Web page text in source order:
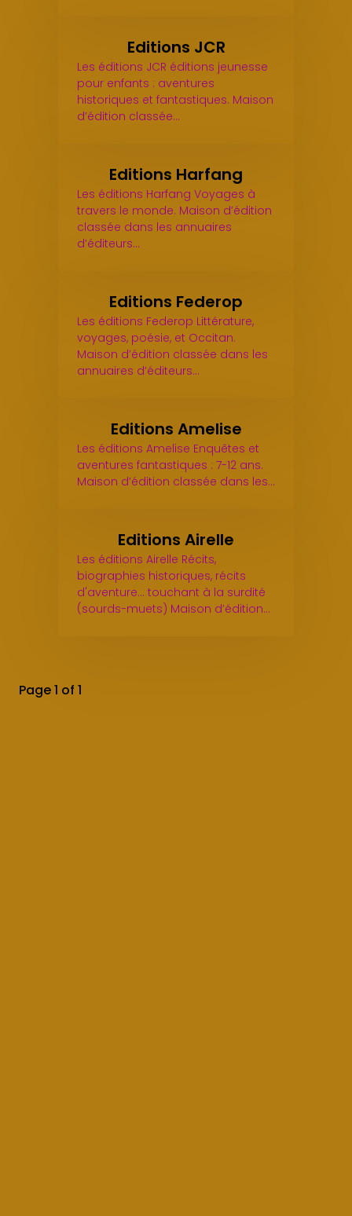
Editions JCR
Les éditions JCR éditions jeunesse
pour enfants : aventures
historiques et fantastiques. Maison
d’édition classée…
Editions Harfang
Les éditions Harfang Voyages à
travers le monde. Maison d’édition
classée dans les annuaires
d’éditeurs…
Editions Federop
Les éditions Federop Littérature,
voyages, poésie, et Occitan.
Maison d’édition classée dans les
annuaires d’éditeurs…
Editions Amelise
Les éditions Amelise Enquêtes et
aventures fantastiques : 7-12 ans.
Maison d’édition classée dans les…
Editions Airelle
Les éditions Airelle Récits,
biographies historiques, récits
d'aventure... touchant à la surdité
(sourds-muets) Maison d’édition…
Page 1 of 1